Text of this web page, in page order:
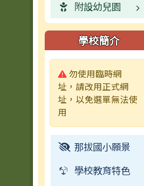
活動相簿
榮譽榜
行事曆
校園影音
常用連結
活動相簿
榮譽榜
行事曆
校園公告
常用連結
活動相簿
榮譽榜
行事曆
業務職掌
校園公告
活動相簿
校園影音
常用連結
檔案下載
附設幼兒園
校園公告
業務職掌
活動相簿
榮譽榜
校園影音
常用連結
檔案下載
學校簡介
警告:
勿使用臨時網
址，請改用正式網
址，以免選單無法使
用
那拔國小願景
學校教育特色